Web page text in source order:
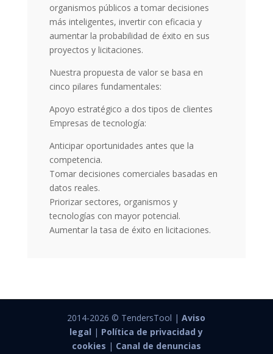
organismos públicos a tomar decisiones
más inteligentes, invertir con eficacia y
aumentar la probabilidad de éxito en sus
proyectos y licitaciones.
Nuestra propuesta de valor se basa en
cinco pilares fundamentales:
Apoyo estratégico a dos tipos de clientes
Empresas de tecnología:
Anticipar oportunidades antes que la
competencia.
Tomar decisiones comerciales basadas en
datos reales.
Priorizar sectores, organismos y
tecnologías con mayor potencial.
Aumentar la tasa de éxito en licitaciones.
2014-2026 © TendersTool |Aviso
legal | Política de privacidad y
cookies | Canal de denuncias